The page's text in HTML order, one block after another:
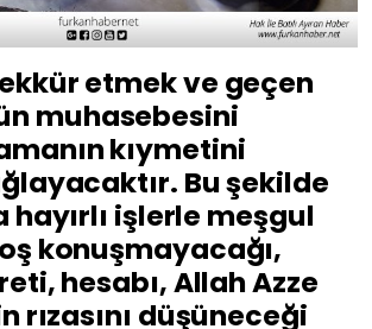
etmek ve geçen
muhasebesini
kıymetini
Bu şekilde
hayırlı işlerle meşgul
konuşmayacağı,
hesabı, Allah Azze
rızasını düşüneceği